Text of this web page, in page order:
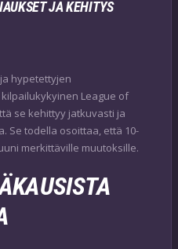
JA KEHITYS
hypetettyjen
League of
se kehittyy jatkuvasti ja
Se todella osoittaa, että 10-
merkittäville muutoksille.